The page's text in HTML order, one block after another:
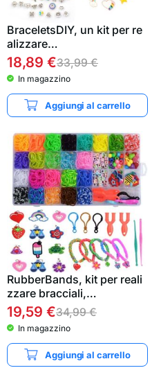
BraceletsDIY, un kit per re
alizzare…
18,89 €33,99€
In magazzino
Aggiungi al carrello
RubberBands, kit per reali
zzare bracciali,…
19,59 €34,99€
In magazzino
Aggiungi al carrello